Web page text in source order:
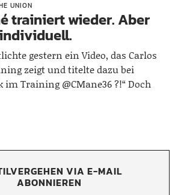
UNION
trainiert wieder. Aber
gestern ein Video, das Carlos
zeigt und titelte dazu bei
Training @CMane36 ?!“ Doch
VIA E-MAIL
ABONNIEREN